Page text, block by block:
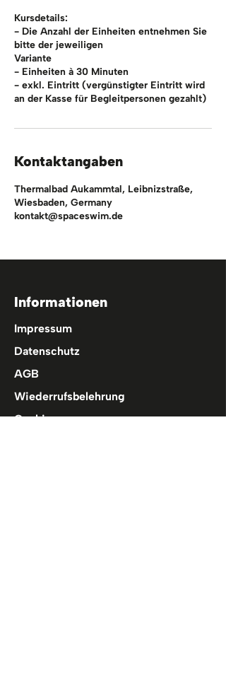
Kursdetails:
- Die Anzahl der Einheiten entnehmen Sie
bitte der jeweiligen
Variante
- Einheiten à 30 Minuten
- exkl. Eintritt (vergünstigter Eintritt wird
an der Kasse für Begleitpersonen gezahlt)
Kontaktangaben
Thermalbad Aukammtal, Leibnizstraße,
Wiesbaden, Germany
kontakt@spaceswim.de
Informationen
Impressum
Datenschutz
AGB
Wiederrufsbelehrung
Cookies